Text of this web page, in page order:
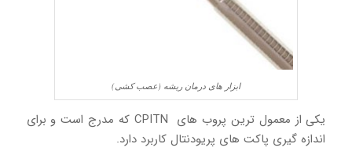
ابزار های درمان ریشه (عصب کشی)
یکی از معمول ترین پروب های CPITN که مدرج است و برای
اندازه گیری پاکت های پریودنتال کاربرد دارد.